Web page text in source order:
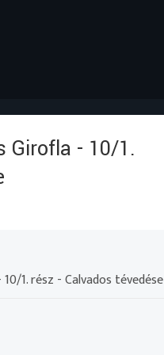
Girofla - 10/1.
1. rész - Calvados tévedése